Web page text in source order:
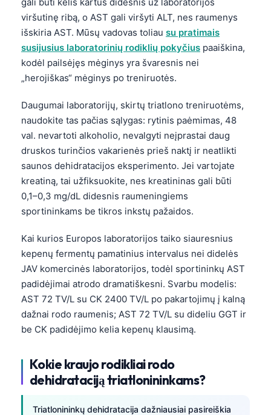
viršutinę ribą, o AST gali viršyti ALT, nes raumenys
išskiria AST. Mūsų vadovas toliau su pratimais
susijusius laboratorinių rodiklių pokyčius paaiškina,
kodėl pailsėjęs mėginys yra švaresnis nei
„herojiškas“ mėginys po treniruotės.
Daugumai laboratorijų, skirtų triatlono treniruotėms,
naudokite tas pačias sąlygas: rytinis paėmimas, 48
val. nevartoti alkoholio, nevalgyti neįprastai daug
druskos turinčios vakarienės prieš naktį ir neatlikti
saunos dehidratacijos eksperimento. Jei vartojate
kreatiną, tai užfiksuokite, nes kreatininas gali būti
0,1–0,3 mg/dL didesnis raumeningiems
sportininkams be tikros inkstų pažaidos.
Kai kurios Europos laboratorijos taiko siauresnius
kepenų fermentų pamatinius intervalus nei didelės
JAV komercinės laboratorijos, todėl sportininkų AST
padidėjimai atrodo dramatiškesni. Svarbu modelis:
AST 72 TV/L su CK 2400 TV/L po pakartojimų į kalną
dažnai rodo raumenis; AST 72 TV/L su dideliu GGT ir
be CK padidėjimo kelia kepenų klausimą.
Kokie kraujo rodikliai rodo
dehidrataciją triatlonininkams?
Triatlonininkų dehidratacija dažniausiai pasireiškia